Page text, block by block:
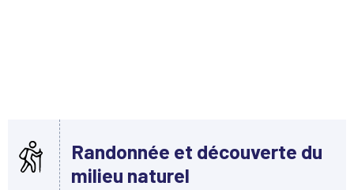
Randonnée et découverte du
milieu naturel